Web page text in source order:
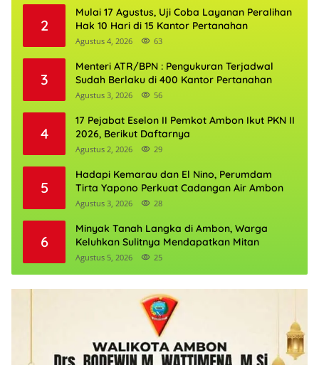
2
Mulai 17 Agustus, Uji Coba Layanan Peralihan
Hak 10 Hari di 15 Kantor Pertanahan
Agustus 4, 2026 63
3
Menteri ATR/BPN : Pengukuran Terjadwal
Sudah Berlaku di 400 Kantor Pertanahan
Agustus 3, 2026 56
4
17 Pejabat Eselon II Pemkot Ambon Ikut PKN II
2026, Berikut Daftarnya
Agustus 2, 2026 29
5
Hadapi Kemarau dan El Nino, Perumdam
Tirta Yapono Perkuat Cadangan Air Ambon
Agustus 3, 2026 28
6
Minyak Tanah Langka di Ambon, Warga
Keluhkan Sulitnya Mendapatkan Mitan
Agustus 5, 2026 25